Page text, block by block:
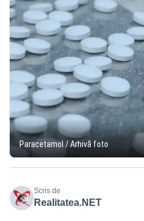
Paracetamol / Arhivă foto
Scris de
Realitatea.NET